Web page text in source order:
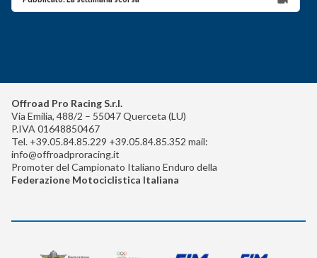
Offroad Pro Racing S.r.l.
Via Emilia, 488/2 – 55047 Querceta (LU)
P.IVA 01648850467
Tel. +39.05.84.85.229 +39.05.84.85.352 mail:
info@offroadproracing.it
Promoter del Campionato Italiano Enduro della
Federazione Motociclistica Italiana